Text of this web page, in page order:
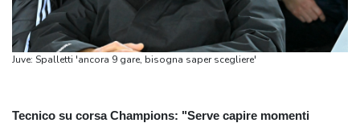
Juve: Spalletti 'ancora 9 gare, bisogna saper scegliere'
Tecnico su corsa Champions: "Serve capire momenti